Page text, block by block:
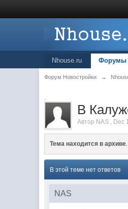
Nhouse.ru Форумы
Форум Новостройки →
.
В
Автор NAS , Dec
Тема находится в архиве
В этой теме нет ответов
NAS